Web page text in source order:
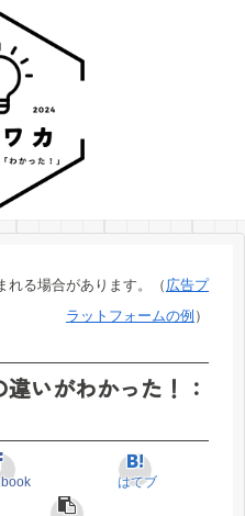
れる場合があります。（ 広告プ
ラットフォームの例 ）
違いがわかった！：
はてブ